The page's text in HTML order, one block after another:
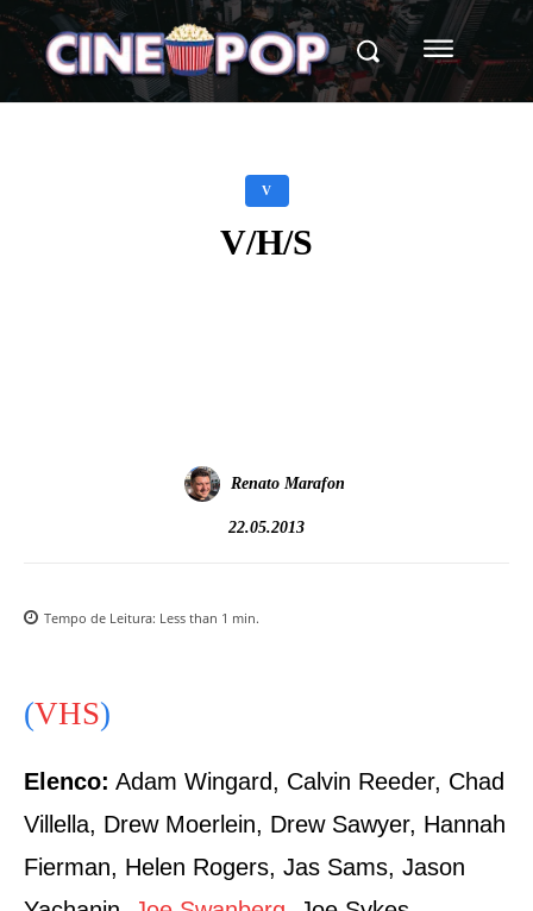
V
V/H/S
Renato Marafon
22.05.2013
Tempo de Leitura: Less than 1 min.
(VHS)
Elenco: Adam Wingard, Calvin Reeder, Chad
Villella, Drew Moerlein, Drew Sawyer, Hannah
Fierman, Helen Rogers, Jas Sams, Jason